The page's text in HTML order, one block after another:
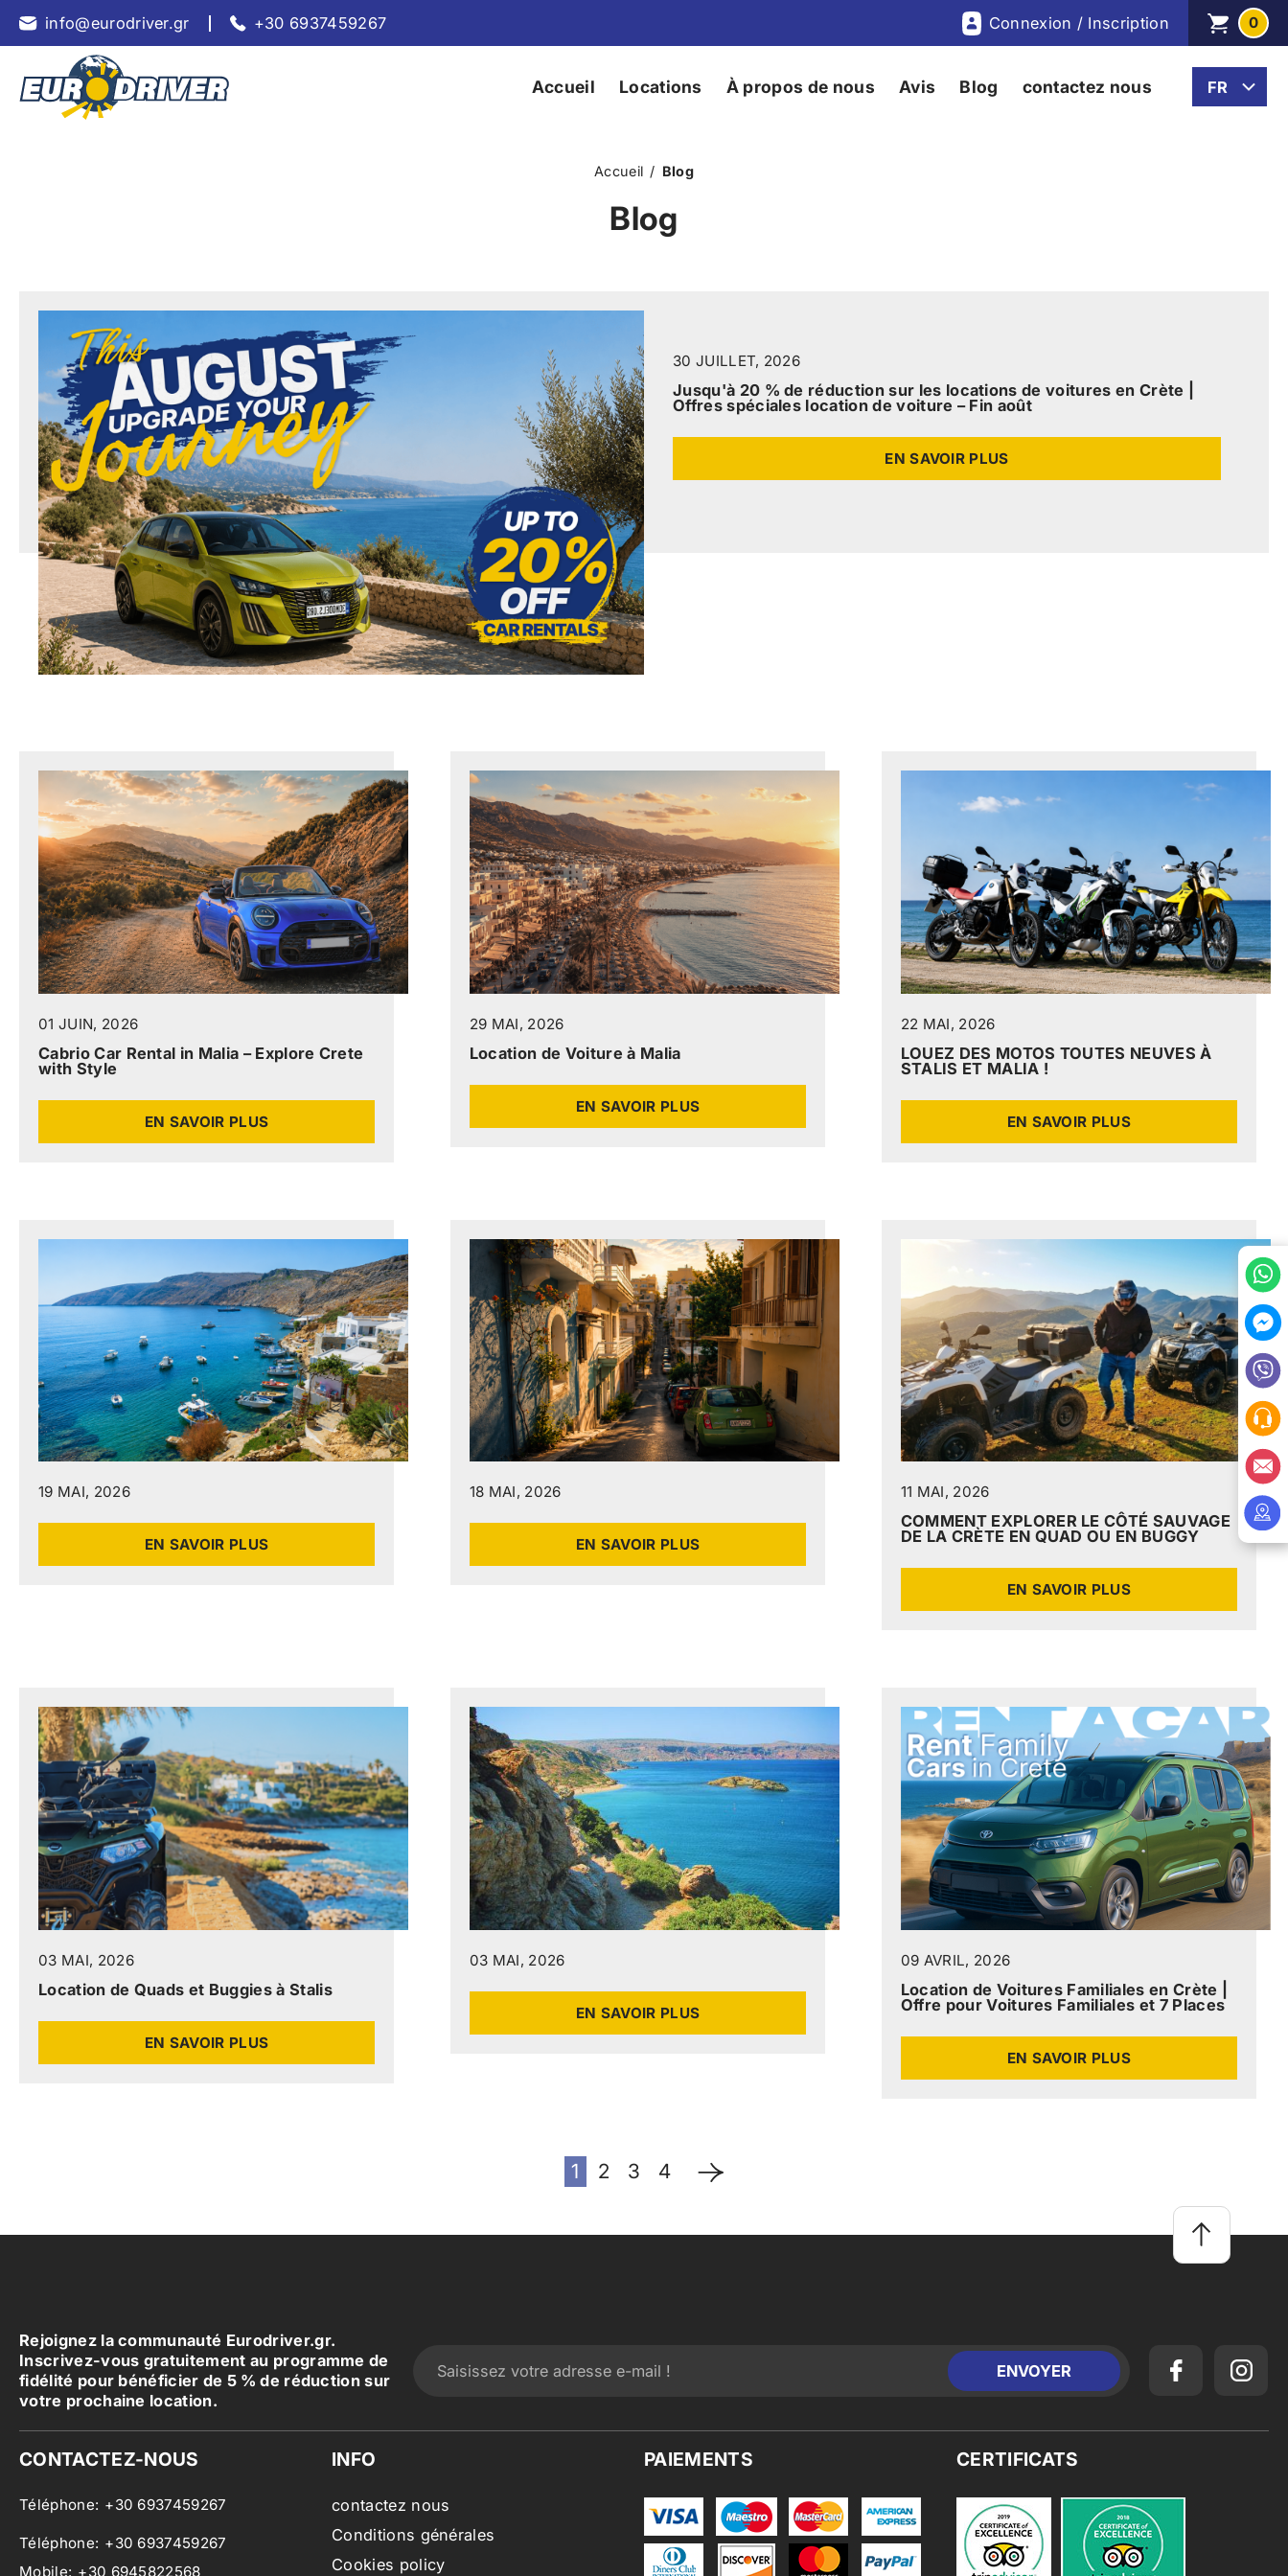
info@eurodriver.gr +30 6937459267 Connexion / Inscription 0
Accueil Locations À propos de nous Avis Blog contactez nous
Accueil / Blog
Blog
30 JUILLET, 2026
Jusqu'à 20 % de réduction sur les locations de voitures en Crète |
Offres spéciales location de voiture – Fin août
EN SAVOIR PLUS
01 JUIN, 2026
Cabrio Car Rental in Malia – Explore Crete
with Style
EN SAVOIR PLUS
29 MAI, 2026
Location de Voiture à Malia
EN SAVOIR PLUS
22 MAI, 2026
LOUEZ DES MOTOS TOUTES NEUVES À
STALIS ET MALIA !
EN SAVOIR PLUS
19 MAI, 2026
EN SAVOIR PLUS
18 MAI, 2026
EN SAVOIR PLUS
11 MAI, 2026
COMMENT EXPLORER LE CÔTÉ SAUVAGE
DE LA CRÈTE EN QUAD OU EN BUGGY
EN SAVOIR PLUS
03 MAI, 2026
Location de Quads et Buggies à Stalis
EN SAVOIR PLUS
03 MAI, 2026
EN SAVOIR PLUS
09 AVRIL, 2026
Location de Voitures Familiales en Crète |
Offre pour Voitures Familiales et 7 Places
EN SAVOIR PLUS
1 2 3 4
Rejoignez la communauté Eurodriver.gr.
Inscrivez-vous gratuitement au programme de
fidélité pour bénéficier de 5 % de réduction sur
votre prochaine location.
CONTACTEZ-NOUS
Téléphone: +30 6937459267
Téléphone: +30 6937459267
Mobile: +30 6945822568
INFO
contactez nous
Conditions générales
Cookies policy
PAIEMENTS CERTIFICATS